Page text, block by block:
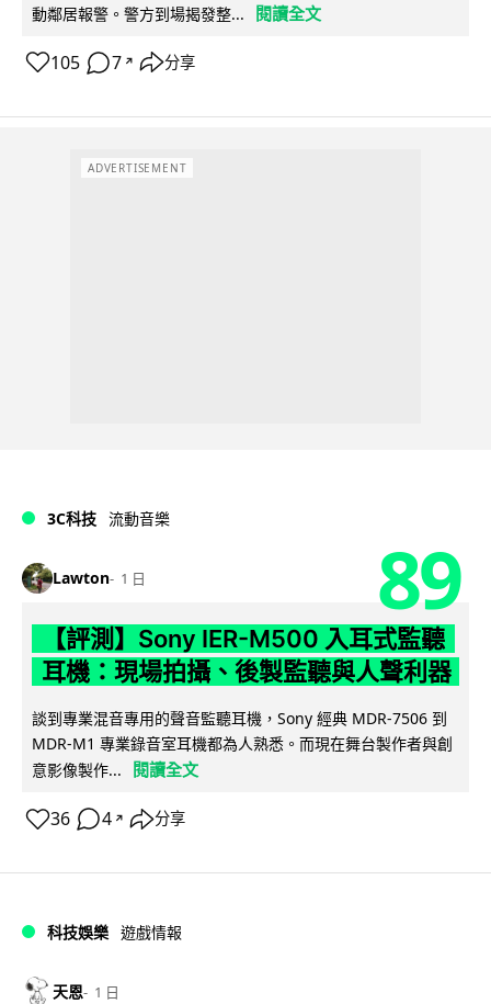
動鄰居報警。警方到場揭發整...
閱讀全文
105 7 ↗ 分享
ADVERTISEMENT
3C科技 流動音樂
Lawton 1 日 89
【評測】Sony IER-M500 入耳式監聽
耳機：現場拍攝、後製監聽與人聲利器
談到專業混音專用的聲音監聽耳機，Sony 經典 MDR-7506 到
MDR-M1 專業錄音室耳機都為人熟悉。而現在舞台製作者與創
意影像製作...
閱讀全文
36 4 ↗ 分享
科技娛樂 遊戲情報
天恩 1 日